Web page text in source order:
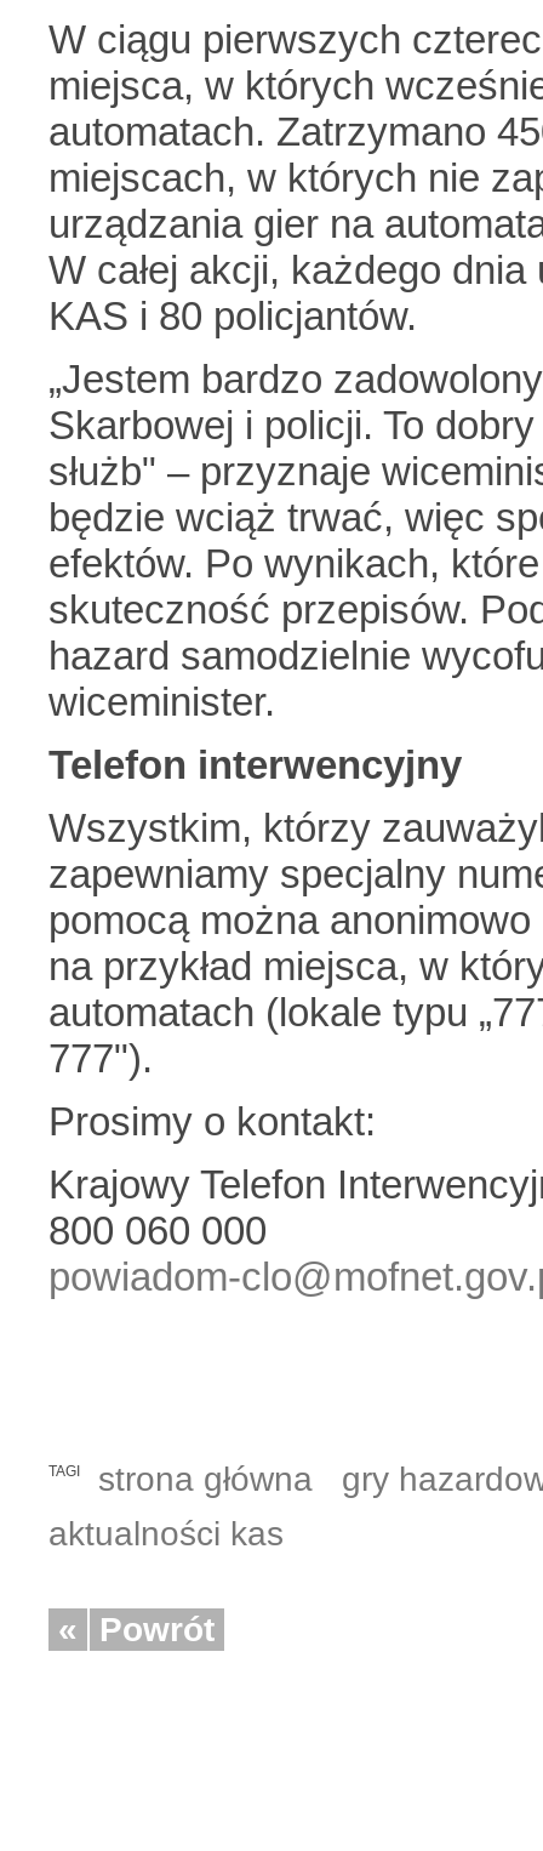
W ciągu pierwszych
miejsca, w których
automatach. Zatrzymano
miejscach, w których nie
urządzania gier na
W całej akcji, każdego
KAS i 80 policjantów.
„Jestem bardzo
Skarbowej i policji. To
służb" – przyznaje
będzie wciąż trwać, więc
efektów. Po wynikach,
skuteczność przepisów.
hazard samodzielnie
wiceminister.
Telefon interwencyjny
Wszystkim, którzy
zapewniamy specjalny
pomocą można
na przykład miejsca, w
automatach (lokale typu
777").
Prosimy o kontakt:
Krajowy Telefon
800 060 000
powiadom-
TAGI strona główna
gry
aktualności kas
« Powrót